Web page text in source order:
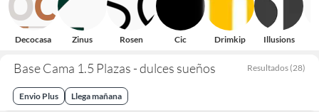
Decocasa Zinus Rosen Cic Drimkip Illusions
Base Cama 1.5 Plazas - dulces sueños Resultados (28)
Envio Plus Llega mañana